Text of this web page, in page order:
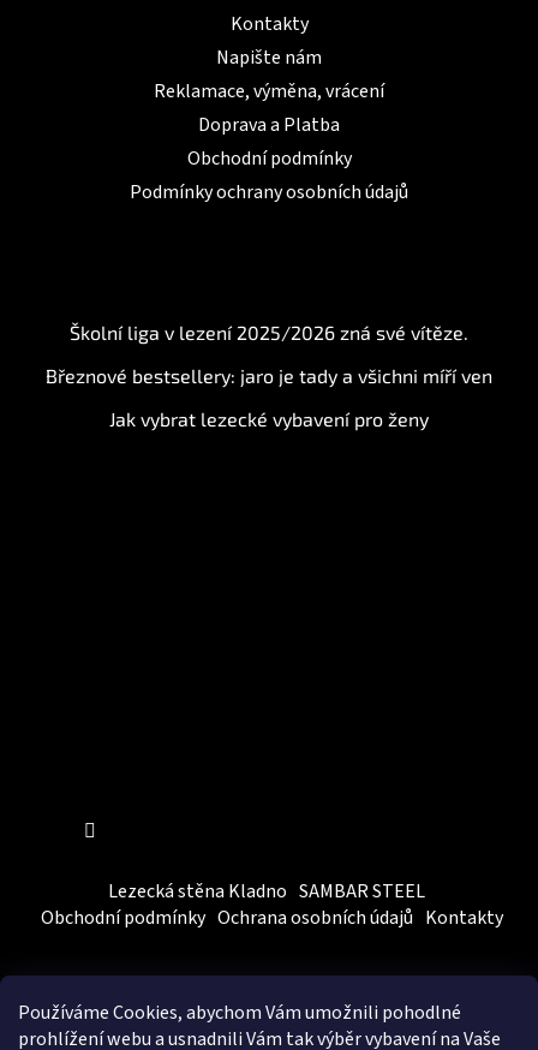
Používáme Cookies, abychom Vámumožnili pohodlné
prohlížení webu a usnadnili Vám tak výběr vybavení na Vaše
Kontakty
Napište nám
Reklamace, výměna, vrácení
Doprava a Platba
Obchodní podmínky
Podmínky ochrany osobních údajů
Školní liga v lezení 2025/2026 zná své vítěze.
Březnové bestsellery: jaro je tady a všichni míří ven
Jak vybrat lezecké vybavení pro ženy
Lezecká stěna Kladno SAMBAR STEEL
Obchodní podmínky Ochrana osobních údajů Kontakty